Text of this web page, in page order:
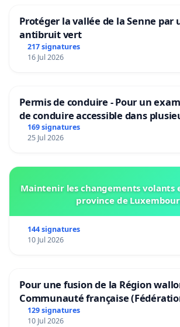
Protéger la vallée de la Senne par
antibruit vert
217 signatures
16 Jul 2026
Permis de conduire - Pour un
de conduire accessible dans
Bruxelles
169 signatures
25 Jul 2026
Maintenir les changements volants
province de
144 signatures
10 Jul 2026
Pour une fusion de la Région
Communauté française
Bruxelles)
129 signatures
10 Jul 2026